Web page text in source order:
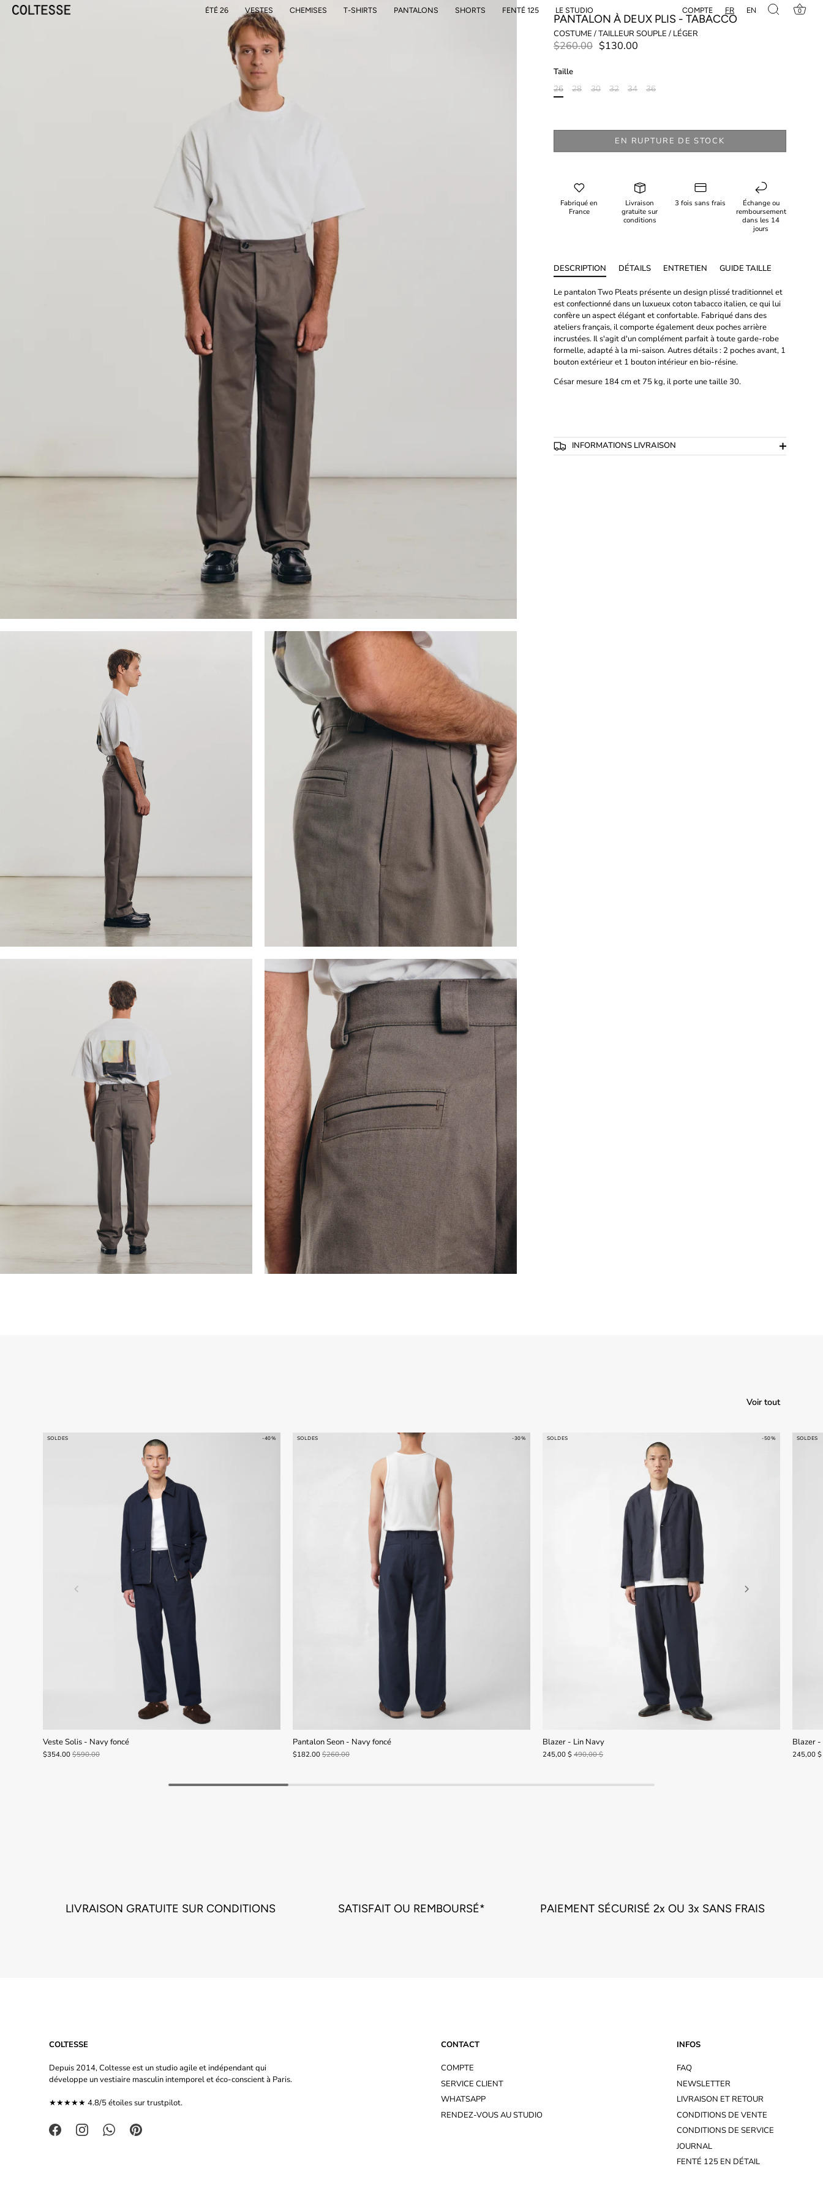
ÉTÉ 26 VESTES CHEMISES T-SHIRTS PANTALONS SHORTS FENTÉ 125 LE STUDIO COMPTE FR EN 0
PANTALON À DEUX PLIS - TABACCO
COSTUME / TAILLEUR SOUPLE / LÉGER
$260.00 $130.00
Taille
26
28 30 32 34 36
EN RUPTURE DE STOCK
Fabriqué en
France
Livraison
gratuite sur
conditions
3 fois sans frais
Échange ou
remboursement
dans les 14
jours
DESCRIPTION DÉTAILS ENTRETIEN GUIDE TAILLE
Le pantalon Two Pleats présente un design plissé traditionnel et
est confectionné dans un luxueux coton tabacco italien, ce qui lui
confère un aspect élégant et confortable. Fabriqué dans des
ateliers français, il comporte également deux poches arrière
incrustées. Il s'agit d'un complément parfait à toute garde-robe
formelle, adapté à la mi-saison. Autres détails : 2 poches avant, 1
bouton extérieur et 1 bouton intérieur en bio-résine.
César mesure 184 cm et 75 kg, il porte une taille 30.
INFORMATIONS LIVRAISON
Voir tout
SOLDES -40%
Veste Solis - Navy foncé
$354.00 $590.00
SOLDES -30%
Pantalon Seon - Navy foncé
$182.00 $260.00
SOLDES -50%
Blazer - Lin Navy
245,00 $ 490,00 $
SOLDES
Blazer -
245,00 $
LIVRAISON GRATUITE SUR CONDITIONS SATISFAIT OU REMBOURSÉ* PAIEMENT SÉCURISÉ 2x OU 3x SANS FRAIS
COLTESSE
Depuis 2014, Coltesse est un studio agile et indépendant qui
développe un vestiaire masculin intemporel et éco-conscient à Paris.
★★★★★ 4.8/5 étoiles surtrustpilot.
CONTACT
COMPTE
SERVICE CLIENT
WHATSAPP
RENDEZ-VOUS AU STUDIO
INFOS
FAQ
NEWSLETTER
LIVRAISON ET RETOUR
CONDITIONS DE VENTE
CONDITIONS DE SERVICE
JOURNAL
FENTÉ 125 EN DÉTAIL